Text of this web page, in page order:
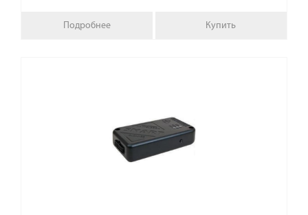
Подробнее Купить